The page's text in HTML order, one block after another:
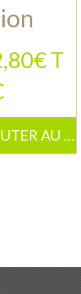
T
AJOUTER AU PANIER